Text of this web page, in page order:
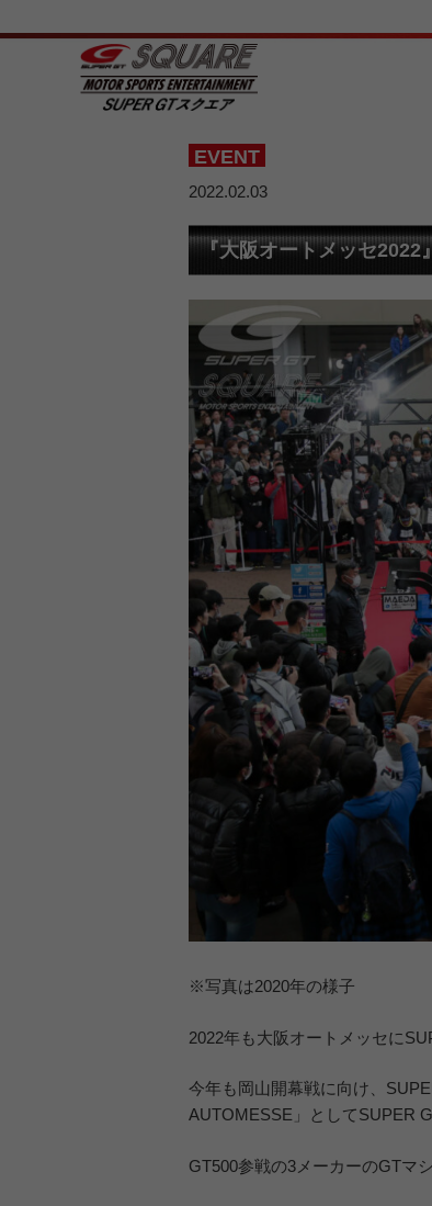
EVENT
2022.02.03
『大阪オートメッセ2022
※写真は2020年の様子
2022年も大阪オートメッセに
今年も岡山開幕戦に向け、
AUTOMESSE」としてSUPER
GT500参戦の3メーカーのGTマ